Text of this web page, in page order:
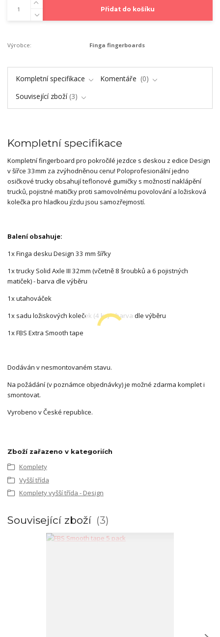
Přidat do košíku
Výrobce: Finga fingerboards
Kompletní specifikace Komentáře
0
Související zboží 3
Kompletní specifikace
Kompletní fingerboard pro pokročilé jezdce s deskou z edice Design
v šířce 33mm za zvýhodněnou cenu! Poloprofesionální jedno
osičkové trucky obsahují teflonové gumičky s možností naklápění
trucků, pojistné matičky proti samovolnému povolování a ložisková
kolečka pro hladkou jízdu jsou samozřejmostí.
Balení obsahuje:
1x Finga desku Design 33 mm šířky
1x trucky Solid Axle III 32mm (včetně 8 šroubků a 6 pojistných
matiček) - barva dle výběru
1x utahováček
1x sadu ložiskových koleček (4 ks) - barva dle výběru
1x FBS Extra Smooth tape
Dodáván v nesmontovaném stavu.
Na požádání (v poznámce objednávky) je možné zdarma komplet i
smontovat.
Vyrobeno v České republice.
Zboží zařazeno v kategoriích
Komplety
Vyšší třída
Komplety vyšší třída - Design
Související zboží 3